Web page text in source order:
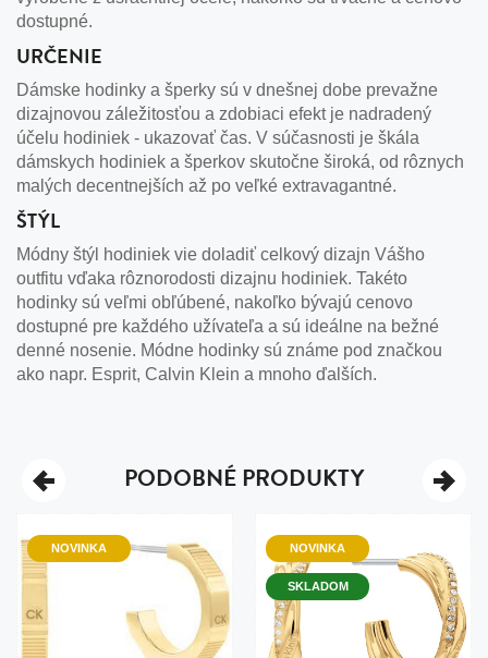
dostupné.
URČENIE
Dámske hodinky a šperky sú v dnešnej dobe prevažne
dizajnovou záležitosťou a zdobiaci efekt je nadradený
účelu hodiniek - ukazovať čas. V súčasnosti je škála
dámskych hodiniek a šperkov skutočne široká, od rôznych
malých decentnejších až po veľké extravagantné.
ŠTÝL
Módny štýl hodiniek vie doladiť celkový dizajn Vášho
outfitu vďaka rôznorodosti dizajnu hodiniek. Takéto
hodinky sú veľmi obľúbené, nakoľko bývajú cenovo
dostupné pre každého užívateľa a sú ideálne na bežné
denné nosenie. Módne hodinky sú známe pod značkou
ako napr. Esprit, Calvin Klein a mnoho ďalších.
PODOBNÉ PRODUKTY
NOVINKA NOVINKA
SKLADOM